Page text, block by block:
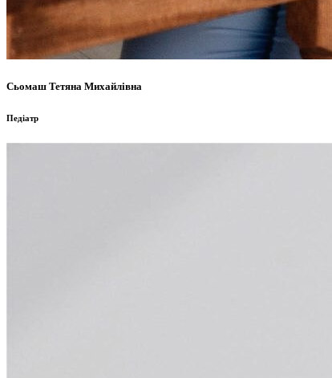
Сьомаш Тетяна Михайлівна
Педіатр